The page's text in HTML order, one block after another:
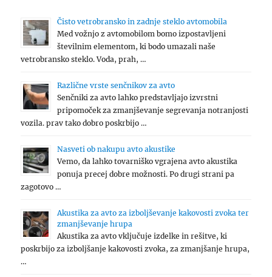
Čisto vetrobransko in zadnje steklo avtomobila
Med vožnjo z avtomobilom bomo izpostavljeni
številnim elementom, ki bodo umazali naše
vetrobransko steklo. Voda, prah, …
Različne vrste senčnikov za avto
Senčniki za avto lahko predstavljajo izvrstni
pripomoček za zmanjševanje segrevanja notranjosti
vozila. prav tako dobro poskrbijo …
Nasveti ob nakupu avto akustike
Vemo, da lahko tovarniško vgrajena avto akustika
ponuja precej dobre možnosti. Po drugi strani pa
zagotovo …
Akustika za avto za izboljševanje kakovosti zvoka ter
zmanjševanje hrupa
Akustika za avto vključuje izdelke in rešitve, ki
poskrbijo za izboljšanje kakovosti zvoka, za zmanjšanje hrupa,
…